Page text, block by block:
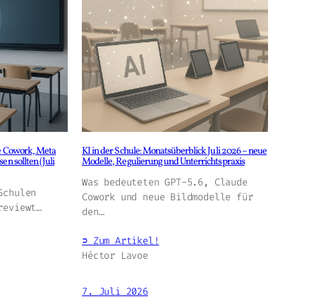
Cowork, Meta
sollten (Juli
KI in der Schule: Monatsüberblick Juli 2026 – neue
Modelle, Regulierung und Unterrichtspraxis
Was bedeuteten GPT-5.6, Claude
Cowork und neue Bildmodelle für
den…
➲ Zum Artikel!
Héctor Lavoe
7. Juli 2026